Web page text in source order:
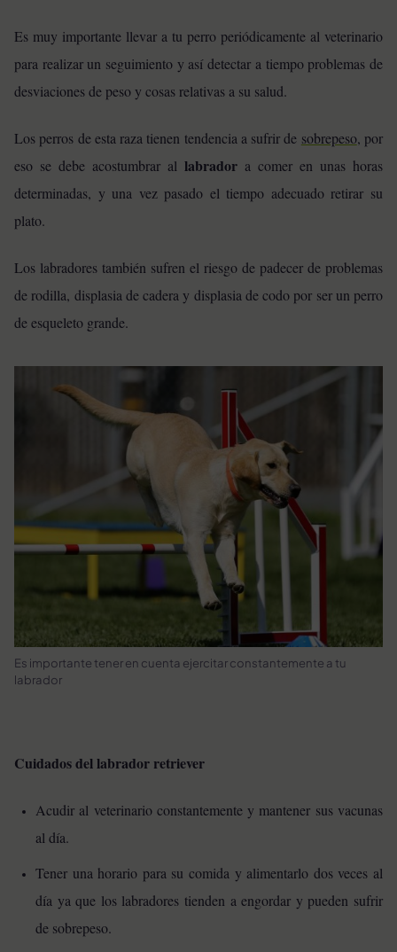
Es muy importante llevar a tu perro periódicamente al veterinario
para realizar un seguimiento y así detectar a tiempo problemas de
desviaciones de peso y cosas relativas a su salud.
Los perros de esta raza tienen tendencia a sufrir de sobrepeso, por
eso se debe acostumbrar al labrador a comer en unas horas
determinadas, y una vez pasado el tiempo adecuado retirar su
plato.
Los labradores también sufren el riesgo de padecer de problemas
de rodilla, displasia de cadera y displasia de codo por ser un perro
de esqueleto grande.
Es importante tener en cuenta ejercitar constantemente a tu
labrador
Cuidados del labrador retriever
Acudir al veterinario constantemente y mantener sus vacunas
al día.
Tener una horario para su comida y alimentarlo dos veces al
día ya que los labradores tienden a engordar y pueden sufrir
de sobrepeso.